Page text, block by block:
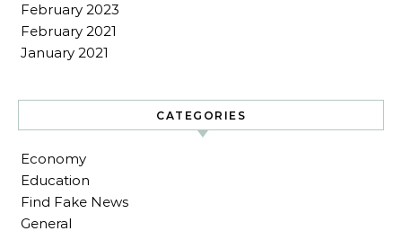
February 2023
February 2021
January 2021
CATEGORIES
Economy
Education
Find Fake News
General